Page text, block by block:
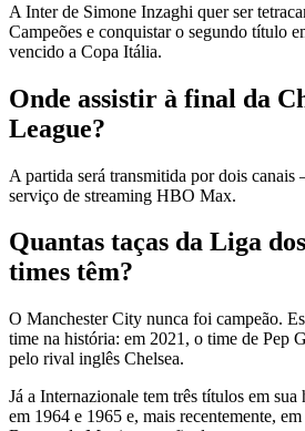
A Inter de Simone Inzaghi quer ser
Campeões e conquistar o segundo título
vencido a Copa Itália.
Onde assistir à final da
League?
A partida será transmitida por dois
serviço de streaming HBO Max.
Quantas taças da Liga
times têm?
O Manchester City nunca foi campeão.
time na história: em 2021, o time de Pep
pelo rival inglês Chelsea.
Já a Internazionale tem três títulos em
em 1964 e 1965 e, mais recentemente,